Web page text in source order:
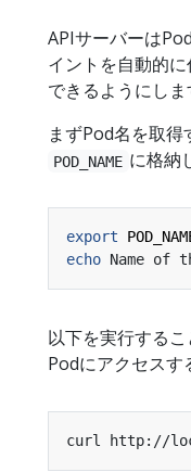
APIサーバーは
イントを自動的
できるようにしま
まずPod名を取
POD_NAME に格納
export
echo Name of
以下を実行する
Podにアクセスす
curl http://